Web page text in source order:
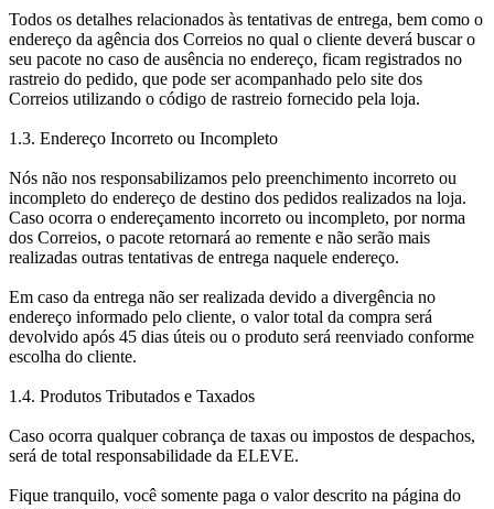
Todos os detalhes relacionados às tentativas de entrega, bem como o
endereço da agência dos Correios no qual o cliente deverá buscar o
seu pacote no caso de ausência no endereço, ficam registrados no
rastreio do pedido, que pode ser acompanhado pelo site dos
Correios utilizando o código de rastreio fornecido pela loja.
1.3. Endereço Incorreto ou Incompleto
Nós não nos responsabilizamos pelo preenchimento incorreto ou
incompleto do endereço de destino dos pedidos realizados na loja.
Caso ocorra o endereçamento incorreto ou incompleto, por norma
dos Correios, o pacote retornará ao remente e não serão mais
realizadas outras tentativas de entrega naquele endereço.
Em caso da entrega não ser realizada devido a divergência no
endereço informado pelo cliente, o valor total da compra será
devolvido após 45 dias úteis ou o produto será reenviado conforme
escolha do cliente.
1.4. Produtos Tributados e Taxados
Caso ocorra qualquer cobrança de taxas ou impostos de despachos,
será de total responsabilidade da ELEVE.
Fique tranquilo, você somente paga o valor descrito na página do